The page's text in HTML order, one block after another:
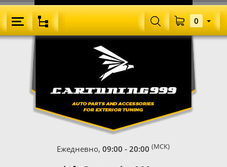
Ежедневно,09:00 - 20:00 (МСК)
0